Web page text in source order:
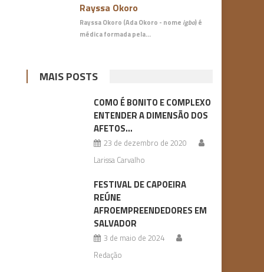
Rayssa Okoro
Rayssa Okoro (Ada Okoro - nome igbo) é
médicaformada pela…
MAIS POSTS
COMO É BONITO E COMPLEXO
ENTENDER A DIMENSÃO DOS
AFETOS…
23 de dezembro de 2020
Larissa Carvalho
FESTIVAL DE CAPOEIRA
REÚNE
AFROEMPREENDEDORES EM
SALVADOR
3 de maio de 2024
Redação